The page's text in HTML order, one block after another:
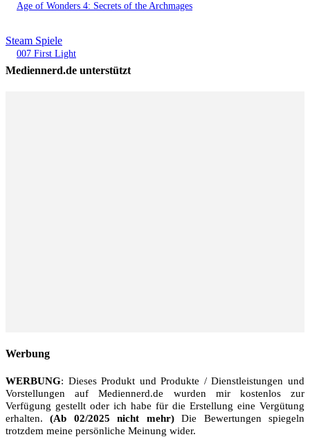
Age of Wonders 4: Secrets of the Archmages
Steam Spiele
007 First Light
Mediennerd.de unterstützt
Werbung
WERBUNG: Dieses Produkt und Produkte / Dienstleistungen und
Vorstellungen auf Mediennerd.de wurden mir kostenlos zur
Verfügung gestellt oder ich habe für die Erstellung eine Vergütung
erhalten.(Ab 02/2025 nicht mehr)Die Bewertungen spiegeln
trotzdem meine persönliche Meinung wider.